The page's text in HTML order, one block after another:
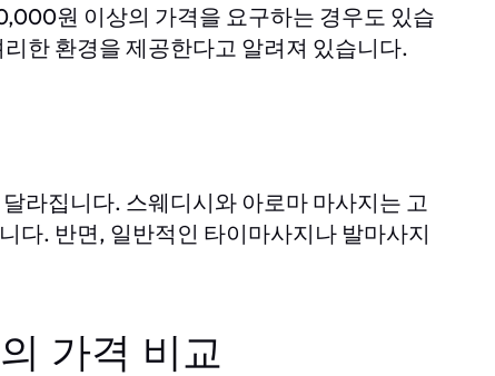
원 이상의 가격을 요구하는 경우도 있습
한 환경을 제공한다고 알려져 있습니다.
라집니다. 스웨디시와 아로마 마사지는 고
다. 반면, 일반적인 타이마사지나 발마사지
가격 비교